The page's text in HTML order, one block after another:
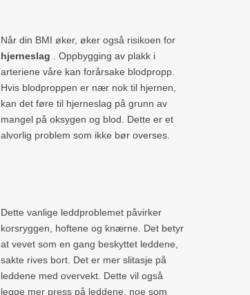
Når din BMI øker, øker også risikoen for
hjerneslag . Oppbygging av plakk i
arteriene våre kan forårsake blodpropp.
Hvis blodproppen er nær nok til hjernen,
kan det føre til hjerneslag på grunn av
mangel på oksygen og blod. Dette er et
alvorlig problem som ikke bør overses.
Dette vanlige leddproblemet påvirker
korsryggen, hoftene og knærne. Det betyr
at vevet som en gang beskyttet leddene,
sakte rives bort. Det er mer slitasje på
leddene med overvekt. Dette vil også
legge mer press på leddene, noe som